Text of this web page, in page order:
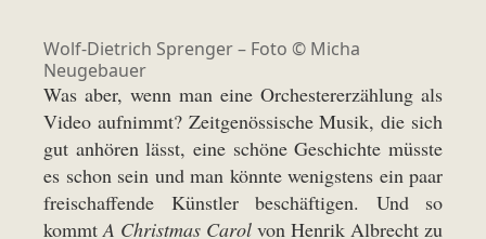
Wolf-Dietrich Sprenger – Foto © Micha
Neugebauer
Was aber, wenn man eine Orchestererzählung als
Video aufnimmt? Zeitgenössische Musik, die sich
gut anhören lässt, eine schöne Geschichte müsste
es schon sein und man könnte wenigstens ein paar
freischaffende Künstler beschäftigen. Und so
kommt A Christmas Carol von Henrik Albrecht zu